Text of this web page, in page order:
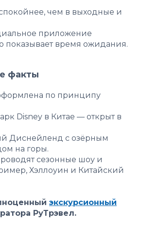
чем в выходные и
приложение
показывает время ожидания.
факты
по принципу
Disney в Китае — открыт в
Диснейленд с озёрным
на горы.
сезонные шоу и
Хэллоуин и Китайский
экскурсионный
РуТрэвел.